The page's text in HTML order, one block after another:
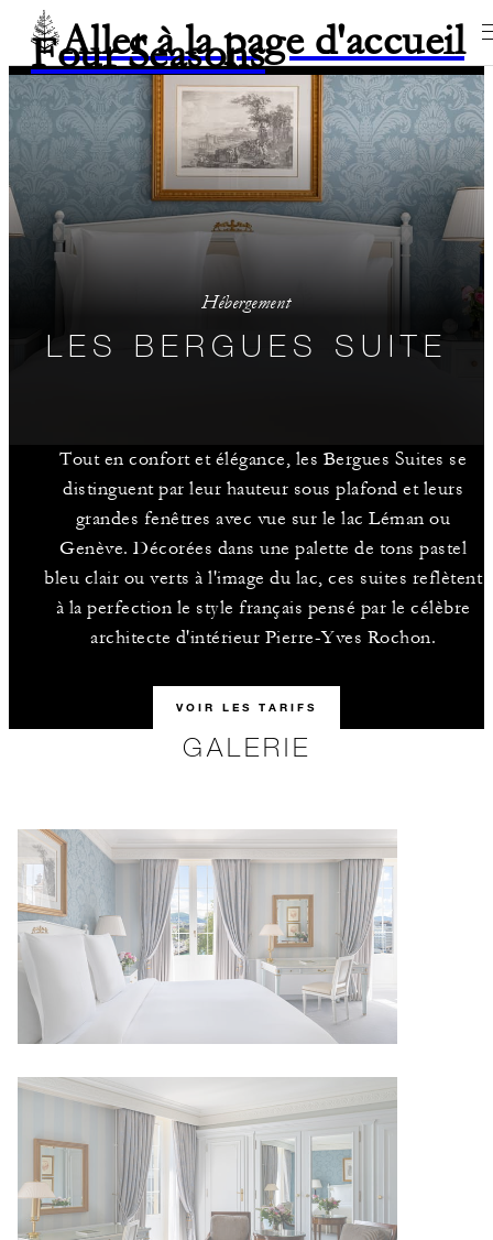
Aller à la page d'accueil
Four Seasons
Hébergement
LES BERGUES SUITE
Tout en confort et élégance, les Bergues Suites se
distinguent par leur hauteur sous plafond et leurs
grandes fenêtres avec vue sur le lac Léman ou
Genève. Décorées dans une palette de tons pastel
bleu clair ou verts à l'image du lac, ces suites reflètent
à la perfection le style français pensé par le célèbre
architecte d'intérieur Pierre-Yves Rochon.
VOIR LES TARIFS
GALERIE